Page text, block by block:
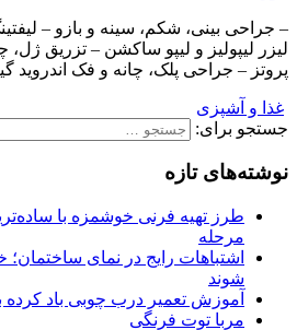
– جراحی بینی، شکم، سینه و بازو –
لیزر لیپولیز و لیپو ساکشن – تزریق ژل،
پروتز – جراحی پلک، چانه و فک اندروید
غذا و آشپزی
جستجو برای:
نوشته‌های تازه
طرز تهیه فرنی خوشمزه با
مرحله
اشتباهات رایج در نمای
شوند
آموزش تعمیر درب چوبی باد
مربا توت فرنگی